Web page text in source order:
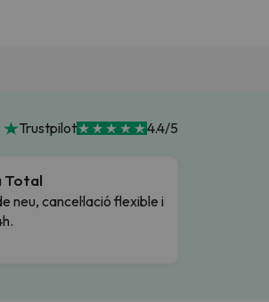
Trustpilot 4.4/5
Total
neu, cancel·lació flexible i